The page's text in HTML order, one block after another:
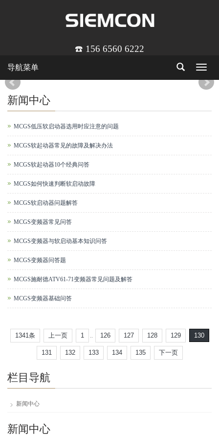
☎️ 156 6560 6222
Toggle
导航菜单
新闻中心
MCGS低压软启动器选用时应注意的问题
MCGS软起动器常见的故障及解决办法
MCGS软起动器10个经典问答
MCGS如何快速判断软启动故障
MCGS软启动器问题解答
MCGS变频器常见问答
MCGS变频器与软启动基本知识问答
MCGS变频器问答题
MCGS施耐德ATV61-71变频器常见问题及解答
MCGS变频器基础问答
1341条 上一页 1 .. 126 127 128 129 130
131 132 133 134 135 下一页
栏目导航
新闻中心
新闻中心